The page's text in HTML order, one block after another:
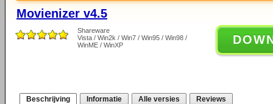
Movienizer v4.5
Shareware
Vista / Win2k / Win7 / Win95 / Win98 /
WinME / WinXP
Beschrijving Informatie Alle versies Reviews